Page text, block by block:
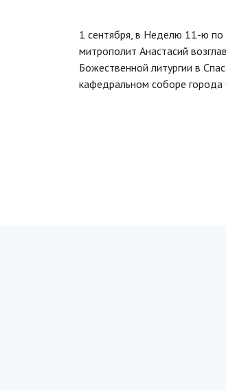
1 сентября, в Неделю 11-ю по
митрополит Анастасий
Божественной литургии в
кафедральном соборе города